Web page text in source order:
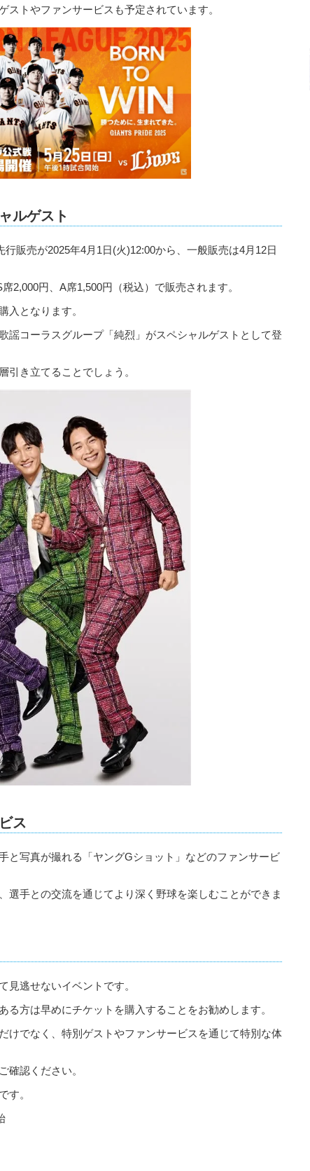
トやファンサービスも予定されています。
ルゲスト
販売が2025年4月1日(火)12:00から、一般販売は4月12日
2,000円、A席1,500円（税込）で販売されます。
入となります。
謡コーラスグループ「純烈」がスペシャルゲストとして登
引き立てることでしょう。
ス
と写真が撮れる「ヤングGショット」などのファンサービ
選手との交流を通じてより深く野球を楽しむことができま
見逃せないイベントです。
る方は早めにチケットを購入することをお勧めします。
けでなく、特別ゲストやファンサービスを通じて特別な体
確認ください。
す。